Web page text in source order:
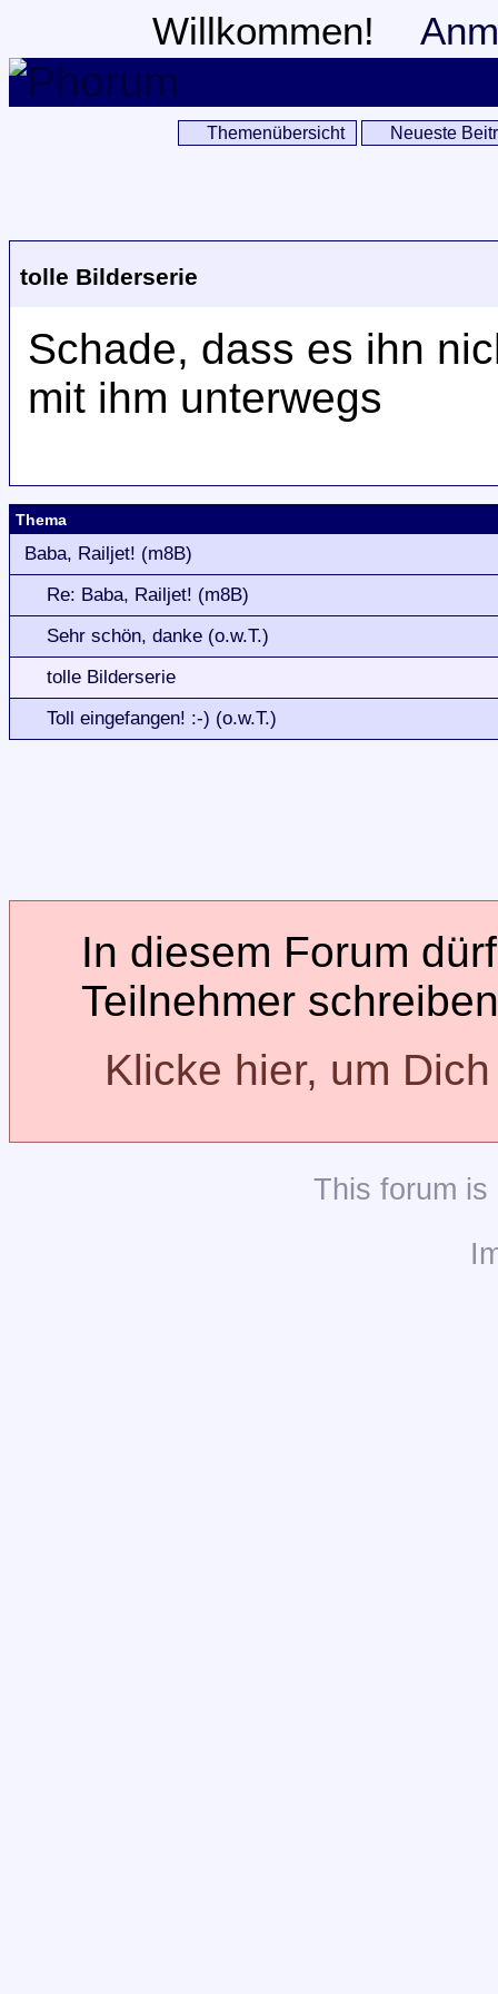
Willkommen!
Themenübersicht Neueste
tolle Bilderserie
Schade, dass es ihn
mit ihm unterwegs
Thema
Baba, Railjet! (m8B)
Re: Baba, Railjet! (m8B)
Sehr schön, danke (o.w.T.)
tolle Bilderserie
Toll eingefangen! :-) (o.w.T.)
In diesem Forum
Teilnehmer
Klicke hier, um
This forum is